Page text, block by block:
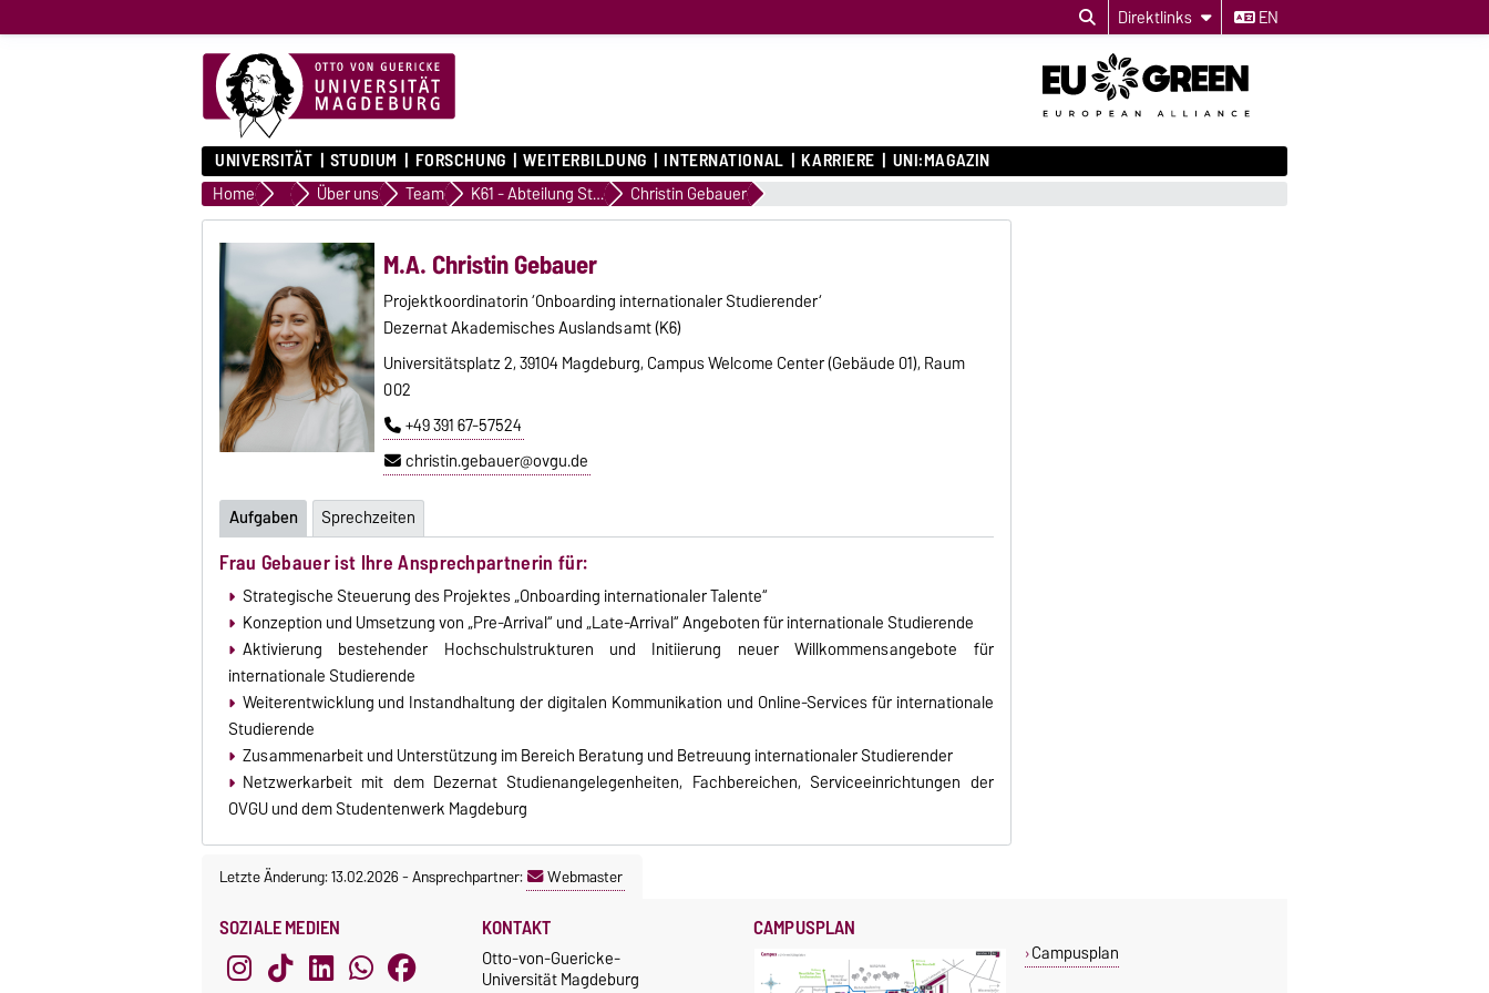
Direktlinks EN
UNIVERSITÄT STUDIUM FORSCHUNG WEITERBILDUNG INTERNATIONAL KARRIERE UNI:MAGAZIN
Home Akademisches Auslandsamt/International Office
Über uns Team K61 - Abteilung Studierendenmobilität & internationale Studierende Christin Gebauer
M.A. Christin Gebauer
Projektkoordinatorin ‘Onboarding internationaler Studierender‘
Dezernat Akademisches Auslandsamt (K6)
Universitätsplatz 2, 39104 Magdeburg, Campus Welcome Center (Gebäude 01), Raum
002
+49 391 67-57524
christin.gebauer@ovgu.de
Aufgaben Sprechzeiten
Frau Gebauer ist Ihre Ansprechpartnerin für:
Strategische Steuerung des Projektes „Onboarding internationaler Talente“
Konzeption und Umsetzung von „Pre-Arrival“ und „Late-Arrival“ Angeboten für internationale Studierende
Aktivierung bestehender Hochschulstrukturen und Initiierung neuer Willkommensangebote für
internationale Studierende
Weiterentwicklung und Instandhaltung der digitalen Kommunikation und Online-Services für internationale
Studierende
Zusammenarbeit und Unterstützung im Bereich Beratung und Betreuung internationaler Studierender
Netzwerkarbeit mit dem Dezernat Studienangelegenheiten, Fachbereichen, Serviceeinrichtungen der
OVGU und dem Studentenwerk Magdeburg
Letzte Änderung: 13.02.2026-Ansprechpartner: Webmaster
SOZIALE MEDIEN KONTAKT
Otto-von-Guericke-
Universität Magdeburg
CAMPUSPLAN
Campusplan